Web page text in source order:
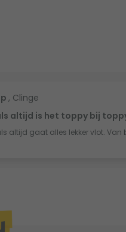
, Clinge
altijd is het toppy bij
altijd gaat alles lekker vlot. Van